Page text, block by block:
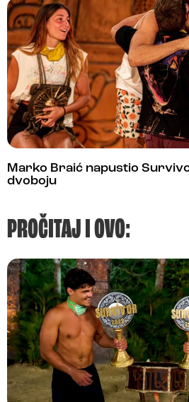
Marko Braić napustio
dvoboju
PROČITAJ I OVO: